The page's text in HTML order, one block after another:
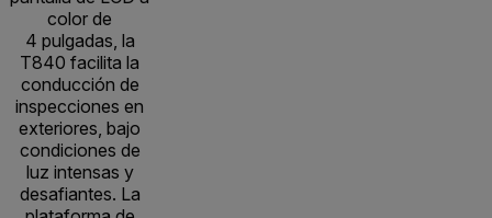
color de
4 pulgadas, la
T840 facilita la
conducción de
inspecciones en
exteriores, bajo
condiciones de
luz intensas y
desafiantes. La